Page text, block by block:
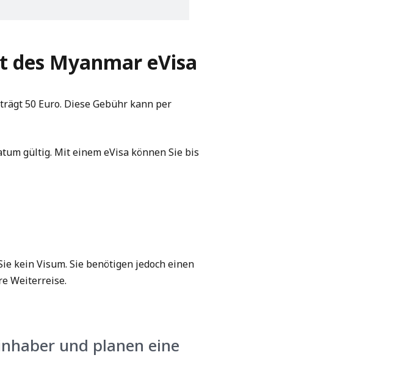
des Myanmar eVisa
50 Euro. Diese Gebühr kann per
gültig. Mit einem eVisa können Sie bis
kein Visum. Sie benötigen jedoch einen
Weiterreise.
und planen eine